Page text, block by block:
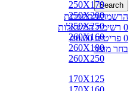
Search
הרשמה/התחברות
0 רשימת המשאלות
0 פריטים ₪0.00
בחר מוצר
250X170
250X200
250X250
260X160
260X180
260X250
170X125